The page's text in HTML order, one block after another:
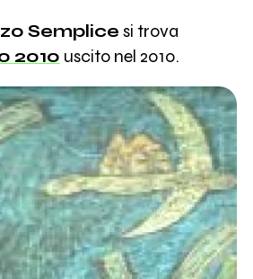
Semplice si trova
2010 uscito nel 2010.